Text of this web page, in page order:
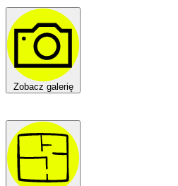
Zobacz galerię